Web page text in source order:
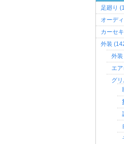
足廻り
オーデ
カーセ
外装
外
エ
グ